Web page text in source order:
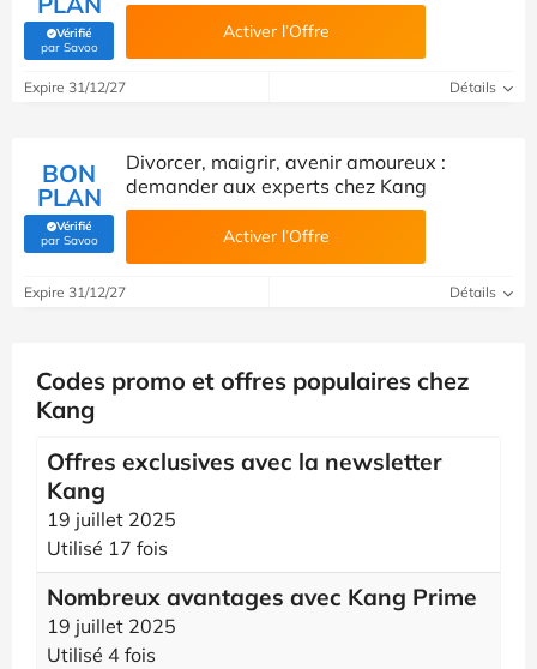
Vérifié
par Savoo(Vérifié par Savoo)
Activer l’Offre
Expire 31/12/27 Détails
BON
PLAN
Vérifié
par Savoo(Vérifié par Savoo)
Divorcer, maigrir, avenir amoureux :
demander aux experts chez Kang
Activer l’Offre
Expire 31/12/27 Détails
Codes promo et offres populaires chez
Kang
Offres exclusives avec la newsletter
Kang
19 juillet 2025
Utilisé 17 fois
Nombreux avantages avec Kang Prime
19 juillet 2025
Utilisé 4 fois